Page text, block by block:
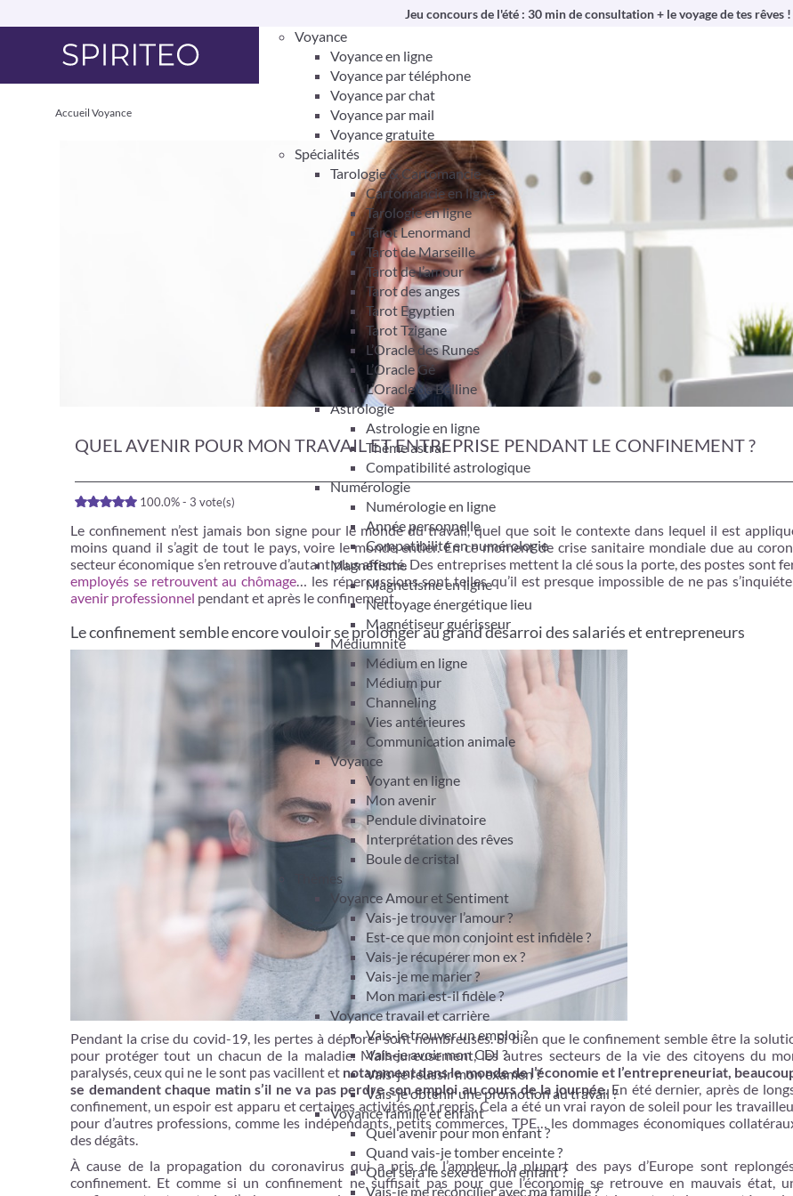
Jeu concours de l'été : 30 min de consultation + le voyage de tes rêves !
Voyance
Voyance en ligne
Voyance par téléphone
Voyance par chat
Voyance par mail
Voyance gratuite
Spécialités
Tarologie & Cartomancie
Cartomancie en ligne
Tarologie en ligne
Tarot Lenormand
Tarot de Marseille
Tarot de l’amour
Tarot des anges
Tarot Egyptien
Tarot Tzigane
L’Oracle des Runes
L’Oracle Gé
L’Oracle de Belline
Astrologie
Astrologie en ligne
Thème astral
Compatibilité astrologique
Numérologie
Numérologie en ligne
Année personnelle
Compatibilité en numérologie
Magnétisme
Magnétisme en ligne
Nettoyage énergétique lieu
Magnétiseur guérisseur
Médiumnité
Médium en ligne
Médium pur
Channeling
Vies antérieures
Communication animale
Voyance
Voyant en ligne
Mon avenir
Pendule divinatoire
Interprétation des rêves
Boule de cristal
Thèmes
Voyance Amour et Sentiment
Vais-je trouver l’amour ?
Est-ce que mon conjoint est infidèle ?
Vais-je récupérer mon ex ?
Vais-je me marier ?
Mon mari est-il fidèle ?
Voyance travail et carrière
Vais-je trouver un emploi ?
Vais-je avoir mon CDI ?
Vais-je réussir mon examen ?
Vais-je obtenir une promotion au travail ?
Voyance famille et enfant
Quel avenir pour mon enfant ?
Quand vais-je tomber enceinte ?
Quel sera le sexe de mon enfant ?
Vais-je me réconcilier avec ma famille ?
Accueil Voyance
QUEL AVENIR POUR MON TRAVAIL ET ENTREPRISE PENDANT LE CONFINEMENT ?
100.0% - 3 vote(s)
Le confinement n’est jamais bon signe pour le monde du travail, quel que soit le contexte dans lequel il est
moins quand il s’agit de tout le pays, voire le monde entier. En ce moment de crise sanitaire mondiale due au
secteur économique s’en retrouve d’autant plus affecté. Des entreprises mettent la clé sous la porte, des postes sont
employés se retrouvent au chômage… les répercussions sont telles qu’il est presque impossible de ne pas
avenir professionnel pendant et après le confinement.
Le confinement semble encore vouloir se prolonger au grand désarroi des salariés et entrepreneurs
Pendant la crise du covid-19, les pertes à déplorer sont nombreuses. Si bien que le confinement semble être la
pour protéger tout un chacun de la maladie. Malheureusement, les autres secteurs de la vie des citoyens du
paralysés, ceux qui ne le sont pas vacillent et notamment dans le monde de l’économie et l’entrepreneuriat,
se demandent chaque matin s’il ne va pas perdre son emploi au cours de la journée. En été dernier, après de
confinement, un espoir est apparu et certaines activités ont repris. Cela a été un vrai rayon de soleil pour les
pour d’autres professions, comme les indépendants, petits commerces, TPE… les dommages économiques
des dégâts.
À cause de la propagation du coronavirus qui a pris de l’ampleur, la plupart des pays d’Europe sont
confinement. Et comme si un confinement ne suffisait pas pour que l’économie se retrouve en mauvais état,